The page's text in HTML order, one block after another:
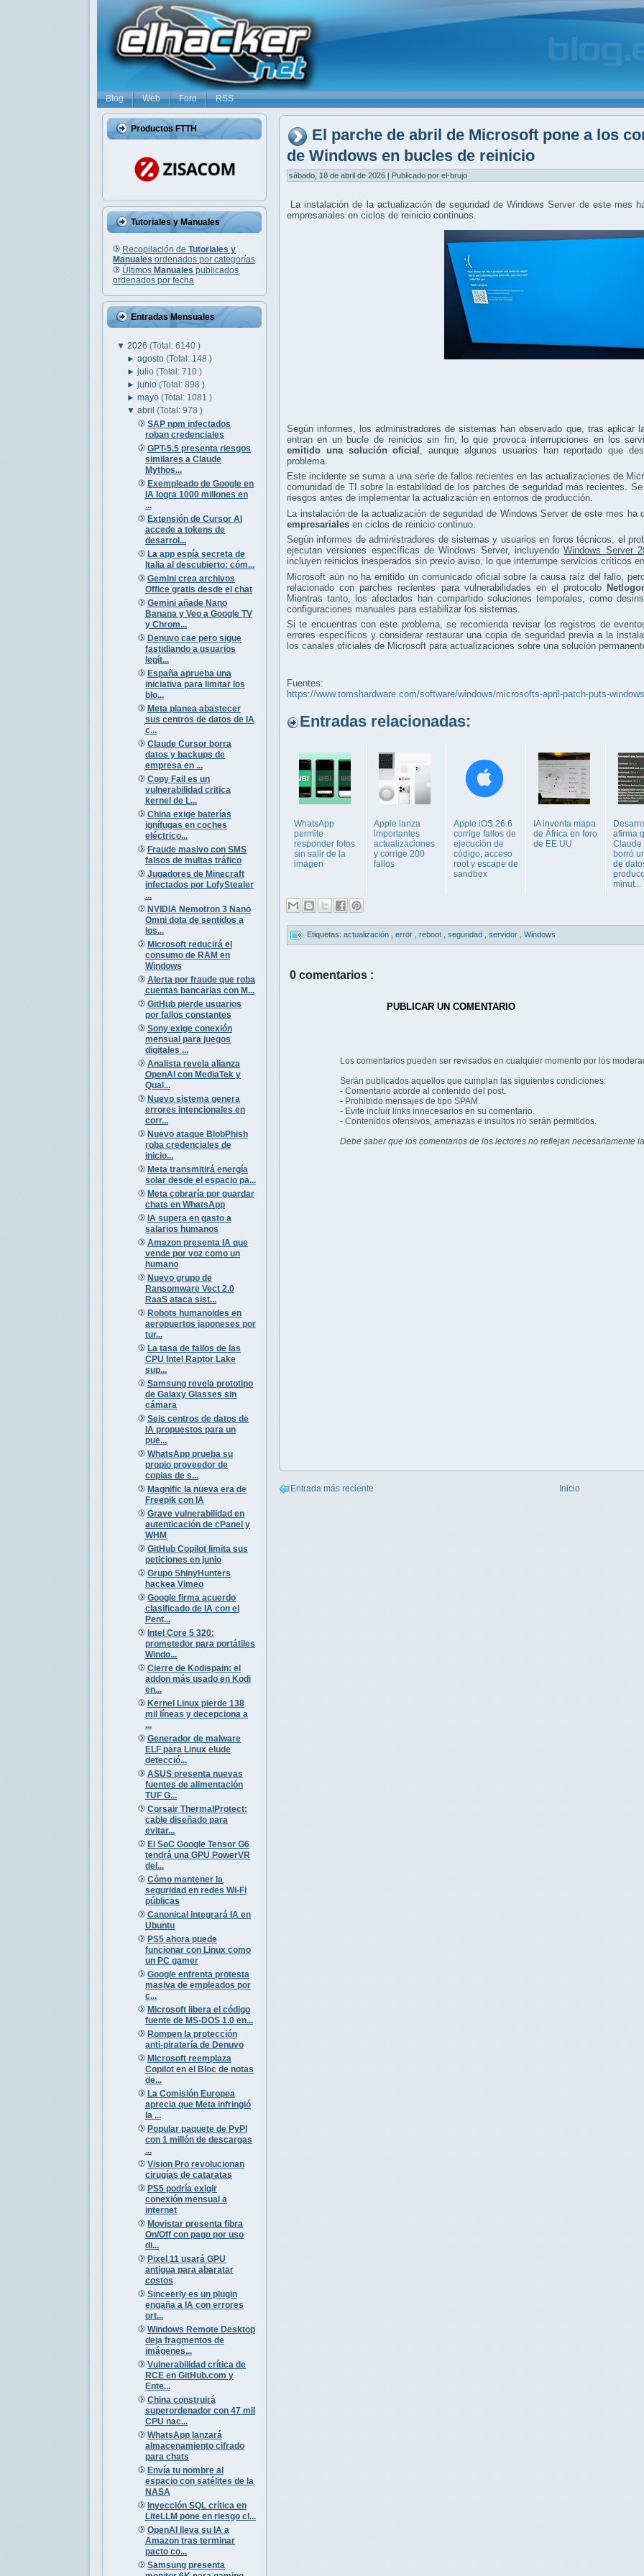
Blog Web Foro RSS
Productos FTTH
Tutoriales y Manuales
Recopilación de Tutoriales y
Manuales ordenados por categorías
Últimos Manuales publicados
ordenados por fecha
Entradas Mensuales
▼ 2026 (Total: 6140 )
►agosto(Total: 148 )
►julio(Total: 710 )
►junio(Total: 898 )
►mayo(Total: 1081 )
▼abril(Total: 978 )
SAP npm infectados
roban credenciales
GPT-5.5 presenta riesgos
similares a Claude
Mythos...
Exempleado de Google en
IA logra 1000 millones en
...
Extensión de Cursor AI
accede a tokens de
desarrol...
La app espía secreta de
Italia al descubierto: cóm...
Gemini crea archivos
Office gratis desde el chat
Gemini añade Nano
Banana y Veo a Google TV
y Chrom...
Denuvo cae pero sigue
fastidiando a usuarios
legít...
España aprueba una
iniciativa para limitar los
blo...
Meta planea abastecer
sus centros de datos de IA
c...
Claude Cursor borra
datos y backups de
empresa en ...
Copy Fail es un
vulnerabilidad critica
kernel de L...
China exige baterías
ignífugas en coches
eléctrico...
Fraude masivo con SMS
falsos de multas tráfico
Jugadores de Minecraft
infectados por LofyStealer
...
NVIDIA Nemotron 3 Nano
Omni dota de sentidos a
los...
Microsoft reducirá el
consumo de RAM en
Windows
Alerta por fraude que roba
cuentas bancarias con M...
GitHub pierde usuarios
por fallos constantes
Sony exige conexión
mensual para juegos
digitales ...
Analista revela alianza
OpenAI con MediaTek y
Qual...
Nuevo sistema genera
errores intencionales en
corr...
Nuevo ataque BlobPhish
roba credenciales de
inicio...
Meta transmitirá energía
solar desde el espacio pa...
Meta cobraría por guardar
chats en WhatsApp
IA supera en gasto a
salarios humanos
Amazon presenta IA que
vende por voz como un
humano
Nuevo grupo de
Ransomware Vect 2.0
RaaS ataca sist...
Robots humanoides en
aeropuertos japoneses por
tur...
La tasa de fallos de las
CPU Intel Raptor Lake
sup...
Samsung revela prototipo
de Galaxy Glasses sin
cámara
Seis centros de datos de
IA propuestos para un
pue...
WhatsApp prueba su
propio proveedor de
copias de s...
Magnific la nueva era de
Freepik con IA
Grave vulnerabilidad en
autenticación de cPanel y
WHM
GitHub Copilot limita sus
peticiones en junio
Grupo ShinyHunters
hackea Vimeo
Google firma acuerdo
clasificado de IA con el
Pent...
Intel Core 5 320:
prometedor para portátiles
Windo...
Cierre de Kodispain: el
addon más usado en Kodi
en...
Kernel Linux pierde 138
mil líneas y decepciona a
...
Generador de malware
ELF para Linux elude
detecció...
ASUS presenta nuevas
fuentes de alimentación
TUF G...
Corsair ThermalProtect:
cable diseñado para
evitar...
El SoC Google Tensor G6
tendrá una GPU PowerVR
del...
Cómo mantener la
seguridad en redes Wi-Fi
públicas
Canonical integrará IA en
Ubuntu
PS5 ahora puede
funcionar con Linux como
un PC gamer
Google enfrenta protesta
masiva de empleados por
c...
Microsoft libera el código
fuente de MS-DOS 1.0 en...
Rompen la protección
anti-piratería de Denuvo
Microsoft reemplaza
Copilot en el Bloc de notas
de...
La Comisión Europea
aprecia que Meta infringió
la ...
Popular paquete de PyPI
con 1 millón de descargas
...
Vision Pro revolucionan
cirugías de cataratas
PS5 podría exigir
conexión mensual a
internet
Movistar presenta fibra
On/Off con pago por uso
di...
Pixel 11 usará GPU
antigua para abaratar
costos
Sinceerly es un plugin
engaña a IA con errores
ort...
Windows Remote Desktop
deja fragmentos de
imágenes...
Vulnerabilidad crítica de
RCE en GitHub.com y
Ente...
China construirá
superordenador con 47 mil
CPU nac...
WhatsApp lanzará
almacenamiento cifrado
para chats
Envía tu nombre al
espacio con satélites de la
NASA
Inyección SQL crítica en
LiteLLM pone en riesgo cl...
OpenAI lleva su IA a
Amazon tras terminar
pacto co...
Samsung presenta
El parche de abril de Microsoft pone a los
de Windows en bucles de reinicio
sábado, 18 de abril de 2026 | Publicado por el-brujo
La instalación de la actualización de seguridad de Windows Server de este mes
empresariales en ciclos de reinicio continuos.
Según informes, los administradores de sistemas han observado que, tras aplicar
entran en un bucle de reinicios sin fin, lo que provoca interrupciones en los
emitido una solución oficial
, aunque algunos usuarios han reportado que
problema.
Este incidente se suma a una serie de fallos recientes en las actualizaciones de
comunidad de TI sobre la estabilidad de los parches de seguridad más recientes.
riesgos antes de implementar la actualización en entornos de producción.
La instalación de la actualización de seguridad de Windows Server de este mes ha
empresariales en ciclos de reinicio continuo.
Según informes de administradores de sistemas y usuarios en foros técnicos, el
ejecutan versiones específicas de Windows Server, incluyendoWindows Server
incluyen reinicios inesperados sin previo aviso, lo que interrumpe servicios críticos
Microsoft aún no ha emitido un comunicado oficial sobre la causa raíz del fallo,
relacionado con parches recientes para vulnerabilidades en el protocolo
Mientras tanto, los afectados han compartido soluciones temporales, como
configuraciones manuales para estabilizar los sistemas.
Si te encuentras con este problema, se recomienda revisar los registros de
errores específicos y considerar restaurar una copia de seguridad previa a la
los canales oficiales de Microsoft para actualizaciones sobre una solución
Fuentes:
https://www.tomshardware.com/software/windows/microsofts-april-patch-puts-
Entradas relacionadas:
WhatsApp
permite
responder fotos
sin salir de la
imagen
Apple lanza
importantes
actualizaciones
y corrige 200
fallos
Apple iOS 26.6
corrige fallos de
ejecución de
código, acceso
root y escape de
sandbox
IA inventa mapa
de África en foro
de EE UU
afirma
Claude
borró
de
minut...
Etiquetas: actualización error reboot seguridad servidor Windows
0 comentarios :
PUBLICAR UN COMENTARIO
Los comentarios pueden ser revisados en cualquier momento por los
Serán publicados aquellos que cumplan las siguientes condiciones:
- Comentario acorde al contenido del post.
- Prohibido mensajes de tipo SPAM.
- Evite incluir links innecesarios en su comentario.
- Contenidos ofensivos, amenazas e insultos no serán permitidos.
Debe saber que los comentarios de los lectores no reflejan necesariamente
Entrada más reciente Inicio